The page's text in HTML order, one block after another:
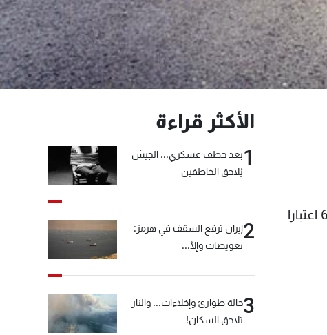
المتعهدة بتعبيد الطريق في محلة المهجر الصحي امام محطة صبح - طرابلس، وذلك يوم الثلاثاء 6/8/2019 اعتبارا
الأكثر قراءة
1بعد خطف عسكري... الجيش
يُلاحق الخاطفين
2إيران ترفع السقف في هرمز:
تعويضات وإلّا...
3حالة طوارئ وإخلاءات... والنار
تلاحق السكان!